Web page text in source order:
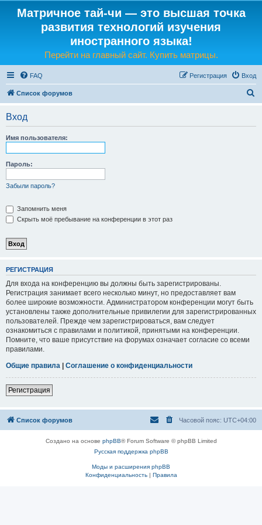
Матричное тай-чи — это высшая точка
развития технологий изучения
иностранного языка!
Перейти на главный сайт. Купить матрицы.
FAQ Вход
Регистрация
Список форумов
Вход
Имя пользователя:
Пароль:
Забыли пароль?
Запомнить меня
Скрыть моё пребывание на конференции в этот раз
РЕГИСТРАЦИЯ
Для входа на конференцию вы должны быть зарегистрированы.
Регистрация занимает всего несколько минут, но предоставляет вам
более широкие возможности. Администратором конференции могут быть
установлены также дополнительные привилегии для зарегистрированных
пользователей. Прежде чем зарегистрироваться, вам следует
ознакомиться с правилами и политикой, принятыми на конференции.
Помните, что ваше присутствие на форумах означает согласие со всеми
правилами.
Общие правила | Соглашение о конфиденциальности
Регистрация
Список форумов Часовой пояс: UTC+04:00
Создано на основе phpBB® Forum Software © phpBB Limited
Русская поддержка phpBB
Моды и расширения phpBB
Конфиденциальность| Правила